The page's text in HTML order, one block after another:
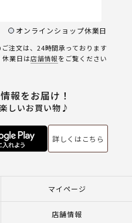
オンラインショップ休業日
注文は、24時間承っております
業日は店舗情報をご覧ください
報をお届け！
しいお買い物♪
詳しくはこちら
マイページ
店舗情報